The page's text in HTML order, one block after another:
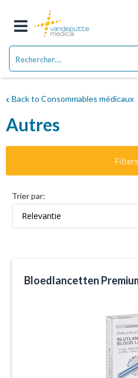
Back to Consommables médicaux
Autres
Filters
Trier par
Bloedlancetten